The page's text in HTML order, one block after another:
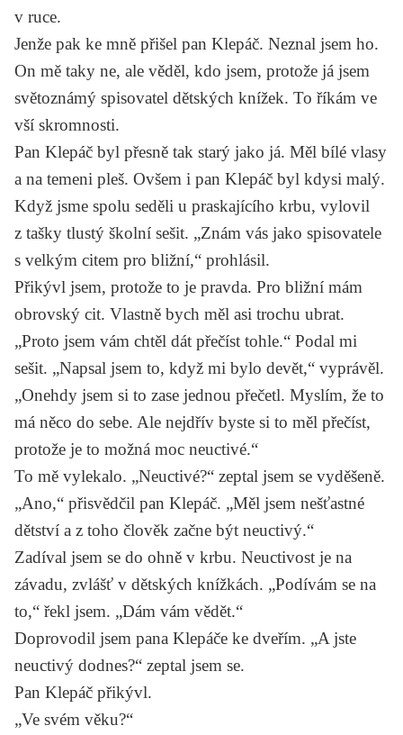
v ruce.
Jenže pak ke mně přišel pan Klepáč. Neznal jsem ho.
On mě taky ne, ale věděl, kdo jsem, protože já jsem
světoznámý spisovatel dětských knížek. To říkám ve
vší skromnosti.
Pan Klepáč byl přesně tak starý jako já. Měl bílé vlasy
a na temeni pleš. Ovšem i pan Klepáč byl kdysi malý.
Když jsme spolu seděli u praskajícího krbu, vylovil
z tašky tlustý školní sešit. „Znám vás jako spisovatele
s velkým citem pro bližní,“ prohlásil.
Přikývl jsem, protože to je pravda. Pro bližní mám
obrovský cit. Vlastně bych měl asi trochu ubrat.
„Proto jsem vám chtěl dát přečíst tohle.“ Podal mi
sešit. „Napsal jsem to, když mi bylo devět,“ vyprávěl.
„Onehdy jsem si to zase jednou přečetl. Myslím, že to
má něco do sebe. Ale nejdřív byste si to měl přečíst,
protože je to možná moc neuctivé.“
To mě vylekalo. „Neuctivé?“ zeptal jsem se vyděšeně.
„Ano,“ přisvědčil pan Klepáč. „Měl jsem nešťastné
dětství a z toho člověk začne být neuctivý.“
Zadíval jsem se do ohně v krbu. Neuctivost je na
závadu, zvlášť v dětských knížkách. „Podívám se na
to,“ řekl jsem. „Dám vám vědět.“
Doprovodil jsem pana Klepáče ke dveřím. „A jste
neuctivý dodnes?“ zeptal jsem se.
Pan Klepáč přikývl.
„Ve svém věku?“